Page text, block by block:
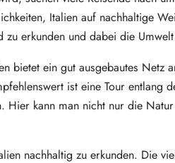
Italien auf nachhaltige
erkunden und dabei die
bietet ein gut ausgebautes Netz
ist eine Tour entlang
Hier kann man nicht nur die
nachhaltig zu erkunden. Die